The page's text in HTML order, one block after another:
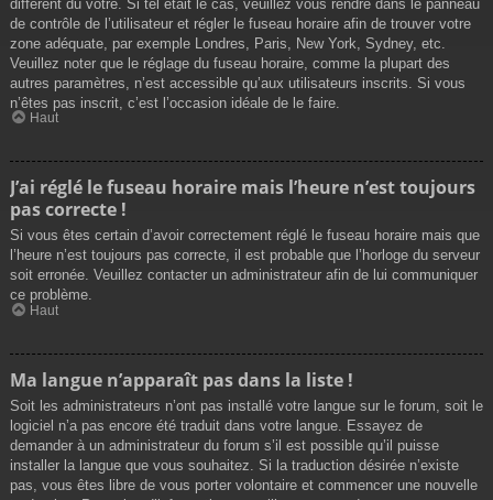
différent du vôtre. Si tel était le cas, veuillez vous rendre dans le panneau
de contrôle de l’utilisateur et régler le fuseau horaire afin de trouver votre
zone adéquate, par exemple Londres, Paris, New York, Sydney, etc.
Veuillez noter que le réglage du fuseau horaire, comme la plupart des
autres paramètres, n’est accessible qu’aux utilisateurs inscrits. Si vous
n’êtes pas inscrit, c’est l’occasion idéale de le faire.
Haut
J’ai réglé le fuseau horaire mais l’heure n’est toujours
pas correcte !
Si vous êtes certain d’avoir correctement réglé le fuseau horaire mais que
l’heure n’est toujours pas correcte, il est probable que l’horloge du serveur
soit erronée. Veuillez contacter un administrateur afin de lui communiquer
ce problème.
Haut
Ma langue n’apparaît pas dans la liste !
Soit les administrateurs n’ont pas installé votre langue sur le forum, soit le
logiciel n’a pas encore été traduit dans votre langue. Essayez de
demander à un administrateur du forum s’il est possible qu’il puisse
installer la langue que vous souhaitez. Si la traduction désirée n’existe
pas, vous êtes libre de vous porter volontaire et commencer une nouvelle